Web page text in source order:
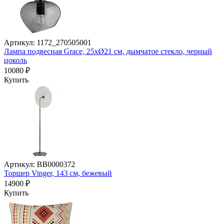
Артикул: 1172_270505001
Лампа подвесная Grace, 25хØ21 см, дымчатое стекло, черный
цоколь
10080 ₽
Купить
Артикул: BB0000372
Торшер Vinger, 143 см, бежевый
14900 ₽
Купить